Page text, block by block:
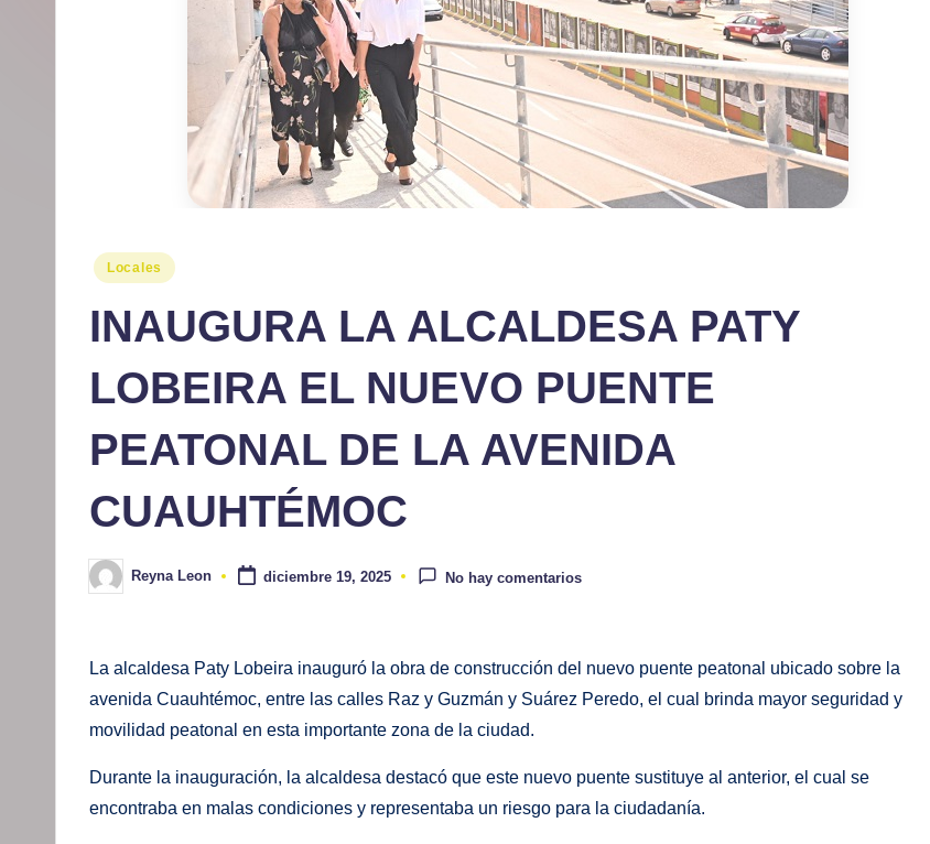
Publicado
Locales
INAUGURA LA ALCALDESA PATY
LOBEIRA EL NUEVO PUENTE
PEATONAL DE LA AVENIDA
CUAUHTÉMOC
Publicado
por
Reyna Leon diciembre 19, 2025 No hay comentarios
La alcaldesa Paty Lobeira inauguró la obra de construcción del nuevo puente peatonal ubicado sobre la
avenida Cuauhtémoc, entre las calles Raz y Guzmán y Suárez Peredo, el cual brinda mayor seguridad y
movilidad peatonal en esta importante zona de la ciudad.
Durante la inauguración, la alcaldesa destacó que este nuevo puente sustituye al anterior, el cual se
encontraba en malas condiciones y representaba un riesgo para la ciudadanía.